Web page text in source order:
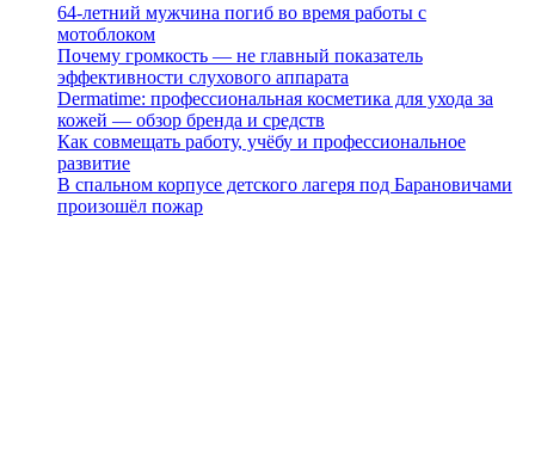
64-летний мужчина погиб во время работы с
мотоблоком
Почему громкость — не главный показатель
эффективности слухового аппарата
Dermatime: профессиональная косметика для ухода за
кожей — обзор бренда и средств
Как совмещать работу, учёбу и профессиональное
развитие
В спальном корпусе детского лагеря под Барановичами
произошёл пожар